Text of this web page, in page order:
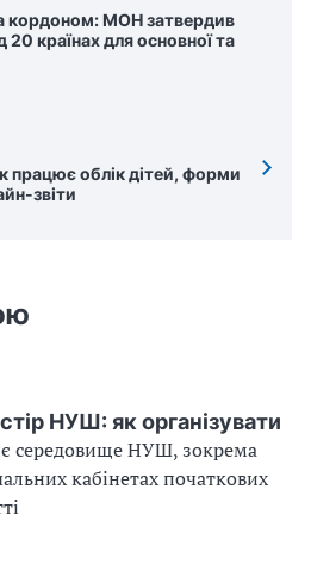
кордоном: МОН затвердив
20 країнах для основної та
працює облік дітей, форми
звіти
НУШ: як організувати
середовище НУШ, зокрема
кабінетах початкових